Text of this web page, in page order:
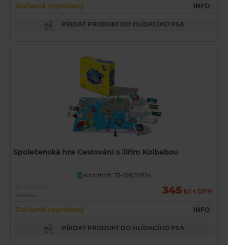
Dočasně vyprodaný INFO
PŘIDAT PRODUKT DO HLÍDACÍHO PSA
Společenská hra Cestování s Jiřím Kolbabou
U
Kód zboží: 33-026/50824
345 Kč s DPH
Dočasně vyprodaný INFO
PŘIDAT PRODUKT DO HLÍDACÍHO PSA